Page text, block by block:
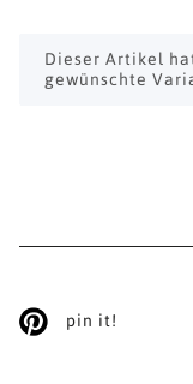
x
Dieser Artikel
gewünschte
pin it!